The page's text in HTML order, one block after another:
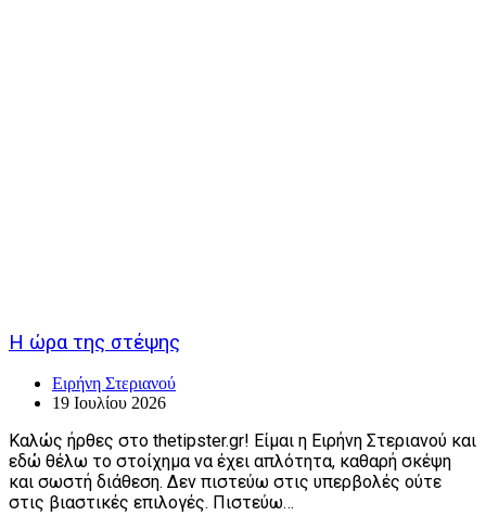
Η ώρα της στέψης
Ειρήνη Στεριανού
19 Ιουλίου 2026
Καλώς ήρθες στο thetipster.gr! Είμαι η Ειρήνη Στεριανού και
εδώ θέλω το στοίχημα να έχει απλότητα, καθαρή σκέψη
και σωστή διάθεση. Δεν πιστεύω στις υπερβολές ούτε
στις βιαστικές επιλογές. Πιστεύω…